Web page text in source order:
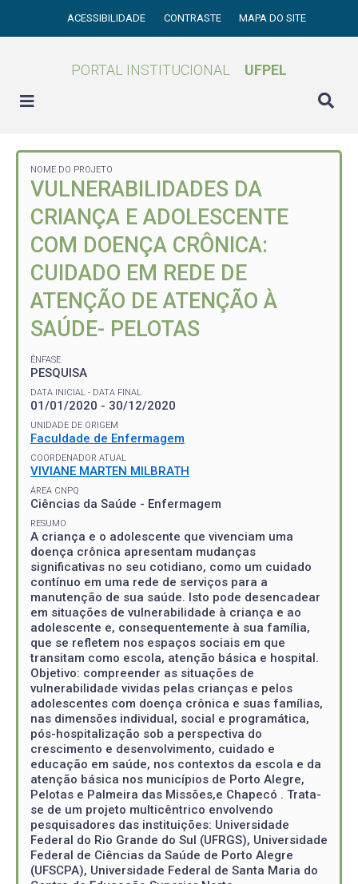
ACESSIBILIDADE CONTRASTE MAPA DO SITE
PORTAL INSTITUCIONAL UFPEL
NOME DO PROJETO
VULNERABILIDADES DA
CRIANÇA E ADOLESCENTE
COM DOENÇA CRÔNICA:
CUIDADO EM REDE DE
ATENÇÃO DE ATENÇÃO À
SAÚDE- PELOTAS
ÊNFASE
PESQUISA
DATA INICIAL - DATA FINAL
01/01/2020 - 30/12/2020
UNIDADE DE ORIGEM
Faculdade de Enfermagem
COORDENADOR ATUAL
VIVIANE MARTEN MILBRATH
ÁREA CNPQ
Ciências da Saúde - Enfermagem
RESUMO
A criança e o adolescente que vivenciam uma
doença crônica apresentam mudanças
significativas no seu cotidiano, como um cuidado
contínuo em uma rede de serviços para a
manutenção de sua saúde. Isto pode desencadear
em situações de vulnerabilidade à criança e ao
adolescente e, consequentemente à sua família,
que se refletem nos espaços sociais em que
transitam como escola, atenção básica e hospital.
Objetivo: compreender as situações de
vulnerabilidade vividas pelas crianças e pelos
adolescentes com doença crônica e suas famílias,
nas dimensões individual, social e programática,
pós-hospitalização sob a perspectiva do
crescimento e desenvolvimento, cuidado e
educação em saúde, nos contextos da escola e da
atenção básica nos municípios de Porto Alegre,
Pelotas e Palmeira das Missões,e Chapecó . Trata-
se de um projeto multicêntrico envolvendo
pesquisadores das instituições: Universidade
Federal do Rio Grande do Sul (UFRGS), Universidade
Federal de Ciências da Saúde de Porto Alegre
(UFSCPA), Universidade Federal de Santa Maria do